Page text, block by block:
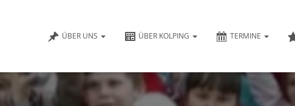
ÜBER UNS ÜBER KOLPING TERMINE